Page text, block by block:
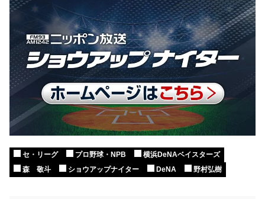
セ・リーグ プロ野球・NPB
横浜DeNAベイスターズ
森 敬斗
ショウアップナイター DeNA 野村弘樹